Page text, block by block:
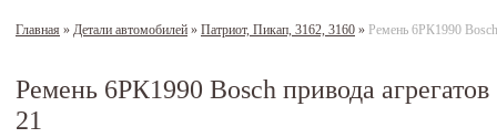
Главная » Детали автомобилей » Патриот, Пикап, 3162, 3160 » Ремень 6РК1990
Ремень 6РК1990 Bosch привода
21